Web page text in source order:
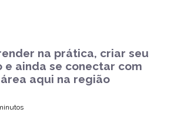
na prática, criar seu
e ainda se conectar com
aqui na região